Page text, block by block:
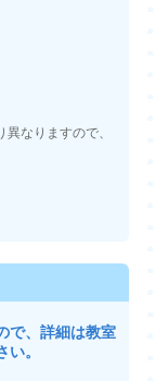
なりますので、
で、詳細は教室
。